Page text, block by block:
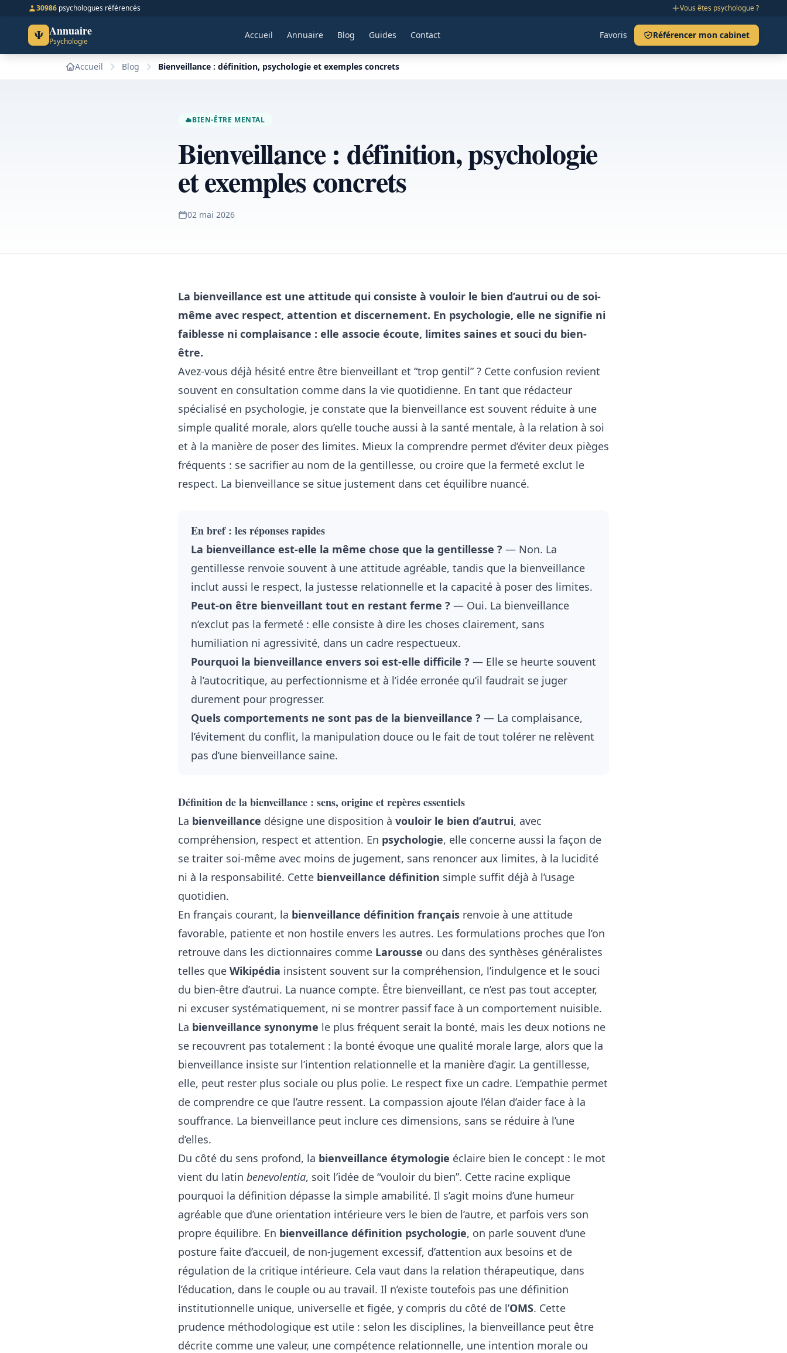
30986 psychologues référencés Vous êtes psychologue ?
Ψ Annuaire
Psychologie
Accueil Annuaire Blog Guides Contact Favoris Référencer mon cabinet
Accueil Blog Bienveillance : définition, psychologie et exemples concrets
BIEN-ÊTRE MENTAL
Bienveillance : définition, psychologie
et exemples concrets
02 mai 2026
La bienveillance est une attitude qui consiste à vouloir le bien d’autrui ou de soi-
même avec respect, attention et discernement. En psychologie, elle ne signifie ni
faiblesse ni complaisance : elle associe écoute, limites saines et souci du bien-
être.
Avez-vous déjà hésité entre être bienveillant et “trop gentil” ? Cette confusion revient
souvent en consultation comme dans la vie quotidienne. En tant que rédacteur
spécialisé en psychologie, je constate que la bienveillance est souvent réduite à une
simple qualité morale, alors qu’elle touche aussi à la santé mentale, à la relation à soi
et à la manière de poser des limites. Mieux la comprendre permet d’éviter deux pièges
fréquents : se sacrifier au nom de la gentillesse, ou croire que la fermeté exclut le
respect. La bienveillance se situe justement dans cet équilibre nuancé.
En bref : les réponses rapides
La bienveillance est-elle la même chose que la gentillesse ? — Non. La
gentillesse renvoie souvent à une attitude agréable, tandis que la bienveillance
inclut aussi le respect, la justesse relationnelle et la capacité à poser des limites.
Peut-on être bienveillant tout en restant ferme ? — Oui. La bienveillance
n’exclut pas la fermeté : elle consiste à dire les choses clairement, sans
humiliation ni agressivité, dans un cadre respectueux.
Pourquoi la bienveillance envers soi est-elle difficile ? — Elle se heurte souvent
à l’autocritique, au perfectionnisme et à l’idée erronée qu’il faudrait se juger
durement pour progresser.
Quels comportements ne sont pas de la bienveillance ? — La complaisance,
l’évitement du conflit, la manipulation douce ou le fait de tout tolérer ne relèvent
pas d’une bienveillance saine.
Définition de la bienveillance : sens, origine et repères essentiels
La bienveillance désigne une disposition à vouloir le bien d’autrui, avec
compréhension, respect et attention. En psychologie, elle concerne aussi la façon de
se traiter soi-même avec moins de jugement, sans renoncer aux limites, à la lucidité
ni à la responsabilité. Cette bienveillance définition simple suffit déjà à l’usage
quotidien.
En français courant, la bienveillance définition français renvoie à une attitude
favorable, patiente et non hostile envers les autres. Les formulations proches que l’on
retrouve dans les dictionnaires comme Larousse ou dans des synthèses généralistes
telles que Wikipédia insistent souvent sur la compréhension, l’indulgence et le souci
du bien-être d’autrui. La nuance compte. Être bienveillant, ce n’est pas tout accepter,
ni excuser systématiquement, ni se montrer passif face à un comportement nuisible.
La bienveillance synonyme le plus fréquent serait la bonté, mais les deux notions ne
se recouvrent pas totalement : la bonté évoque une qualité morale large, alors que la
bienveillance insiste sur l’intention relationnelle et la manière d’agir. La gentillesse,
elle, peut rester plus sociale ou plus polie. Le respect fixe un cadre. L’empathie permet
de comprendre ce que l’autre ressent. La compassion ajoute l’élan d’aider face à la
souffrance. La bienveillance peut inclure ces dimensions, sans se réduire à l’une
d’elles.
Du côté du sens profond, la bienveillance étymologie éclaire bien le concept : le mot
vient du latin benevolentia, soit l’idée de “vouloir du bien”. Cette racine explique
pourquoi la définition dépasse la simple amabilité. Il s’agit moins d’une humeur
agréable que d’une orientation intérieure vers le bien de l’autre, et parfois vers son
propre équilibre. En bienveillance définition psychologie, on parle souvent d’une
posture faite d’accueil, de non-jugement excessif, d’attention aux besoins et de
régulation de la critique intérieure. Cela vaut dans la relation thérapeutique, dans
l’éducation, dans le couple ou au travail. Il n’existe toutefois pas une définition
institutionnelle unique, universelle et figée, y compris du côté de l’OMS. Cette
prudence méthodologique est utile : selon les disciplines, la bienveillance peut être
décrite comme une valeur, une compétence relationnelle, une intention morale ou